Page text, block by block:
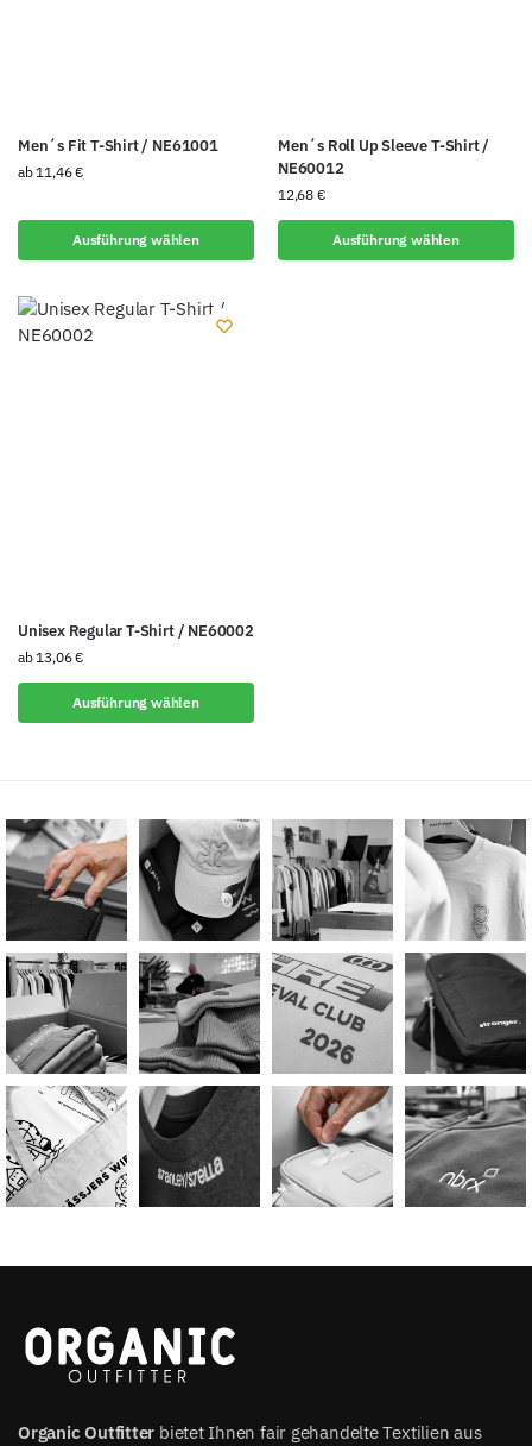
Men´s Fit T-Shirt / NE61001
ab 11,46€
Ausführung wählen
Men´s Roll Up Sleeve T-Shirt /
NE60012
12,68 €
Ausführung wählen
Unisex Regular T-Shirt / NE60002
ab 13,06€
Ausführung wählen
Organic Outfitter bietet Ihnen fair gehandelte Textilien aus